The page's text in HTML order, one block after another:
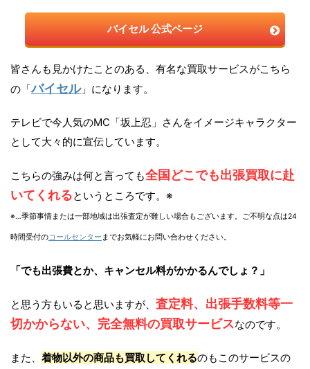
バイセル 公式ページ
皆さんも見かけたことのある、有名な買取サービスがこちら
の「バイセル」になります。
テレビで今人気のMC「坂上忍」さんをイメージキャラクター
として大々的に宣伝しています。
こちらの強みは何と言っても全国どこでも出張買取に赴
いてくれるというところです。※
※…季節事情または一部地域は出張査定が難しい場合もございます。ご不明な点は24
時間受付のコールセンター までお気軽にお問い合わせください。
「でも出張費とか、キャンセル料がかかるんでしょ？」
と思う方もいると思いますが、 査定料、出張手数料等一
切かからない、完全無料の買取サービスなのです。
また、 着物以外の商品も買取してくれるのもこのサービスの